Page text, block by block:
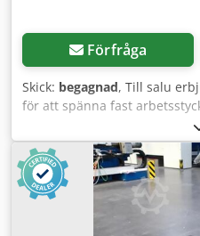
Förfråga
Skick: begagnad, Till salu
för att spänna fast
Mått: Dodpfoznv E Nex Ab
Bredd 1400